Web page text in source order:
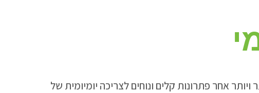
אחר פתרונות קלים ונוחים לצריכה יומיומית של